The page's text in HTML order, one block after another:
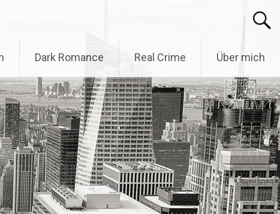
Dark Romance Real Crime Über mich